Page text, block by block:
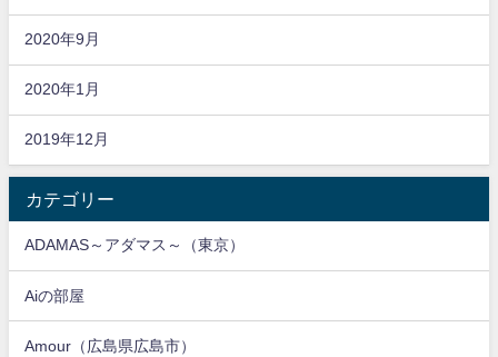
2020年9月
2020年1月
2019年12月
カテゴリー
ADAMAS～アダマス～（東京）
Aiの部屋
Amour（広島県広島市）